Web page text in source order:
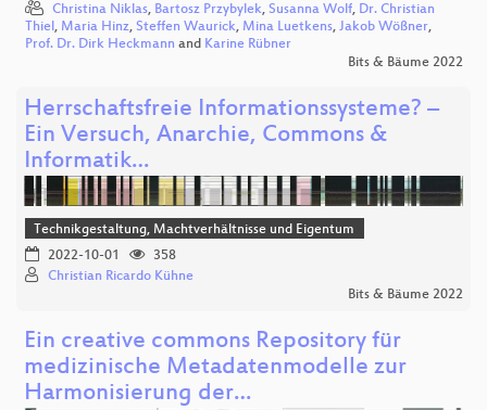
Christina Niklas, Bartosz Przybylek, Susanna Wolf, Dr. Christian
Thiel , Maria Hinz, Steffen Waurick, Mina Luetkens, Jakob Wößner,
Prof. Dr. Dirk Heckmann and Karine Rübner
Bits & Bäume 2022
Herrschaftsfreie Informationssysteme? –
Ein Versuch, Anarchie, Commons &
Informatik…
Technikgestaltung, Machtverhältnisse und Eigentum
2022-10-01
358
Christian Ricardo Kühne
Bits & Bäume 2022
Ein creative commons Repository für
medizinische Metadatenmodelle zur
Harmonisierung der…